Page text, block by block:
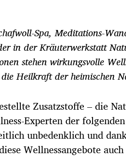
Spa, Meditations-
in der Kräuterwerkstatt
stehen wirkungsvolle
Heilkraft der heimischen
Zusatzstoffe – die
Experten der
unbedenklich und
Wellnessangebote